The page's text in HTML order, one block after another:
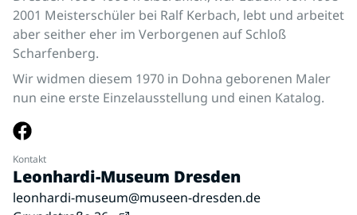
2001 Meisterschüler bei Ralf Kerbach, lebt und arbeitet
aber seither eher im Verborgenen auf Schloß
Scharfenberg.
Wir widmen diesem 1970 in Dohna geborenen Maler
nun eine erste Einzelausstellung und einen Katalog.
Kontakt
Leonhardi-Museum Dresden
leonhardi-museum@museen-dresden.de